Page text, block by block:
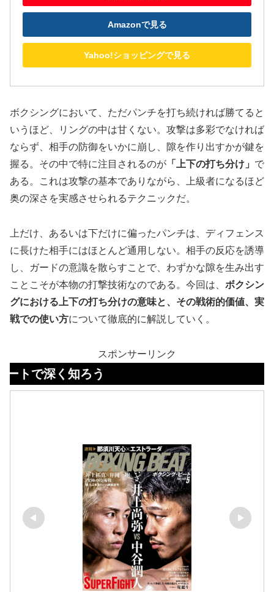
Amazonで見る
Yahoo!ショッピングで見る
ボクシングにおいて、ただパンチを打ち続ければ勝てると
いうほど、リングの中は甘くない。攻撃は多彩でなければ
ならず、相手の防御をいかに崩し、隙を作り出すかが鍵を
握る。その中で特に注目されるのが 「上下の打ち分け」 で
ある。これは攻撃の基本でありながら、上級者になるほど
奥の深さを実感させられるテクニックだ。
上だけ、あるいは下だけに偏ったパンチは、ディフェンス
に長けた相手にはほとんど通用しない。相手の反応を誘導
し、ガードの意識を散らすことで、わずかな隙を生み出す
ことこそが本物の打撃技術なのである。今回は、 ボクシン
グにおける上下の打ち分けの意味と、その戦術的価値、実
戦での使い方について徹底的に解説していく。
スポンサーリンク
知ろう